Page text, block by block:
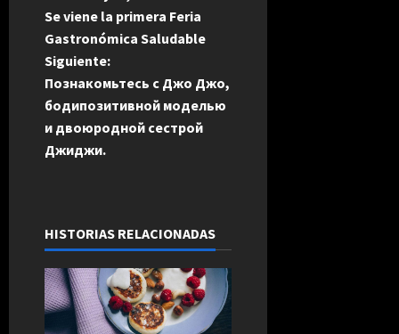
a
v
e
g
a
i
ó
n
Se viene la primera Feria
Gastronómica Saludable
Siguiente:
Познакомьтесь с Джо Джо,
бодипозитивной моделью
и двоюродной сестрой
Джиджи.
HISTORIAS RELACIONADAS